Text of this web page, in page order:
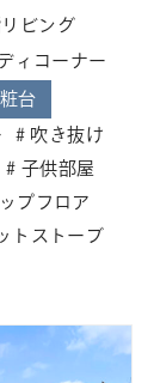
リビング
ィコーナー
台
吹き抜け
子供部屋
プフロア
トストーブ